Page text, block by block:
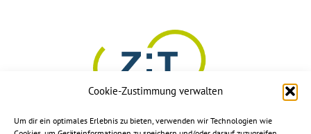
Cookie-Zustimmung verwalten
Um dir ein optimales Erlebnis zu bieten, verwenden wir Technologien wie